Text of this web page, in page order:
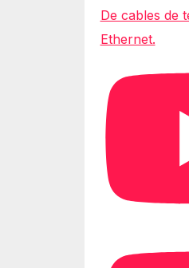
De cables de
Ethernet.